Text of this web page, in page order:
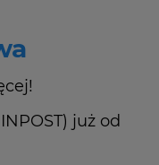
już od